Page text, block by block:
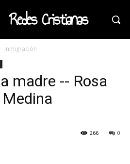
Redes Cristianas
inmigración
madre -- Rosa
0
266